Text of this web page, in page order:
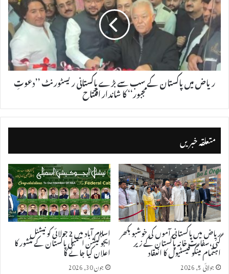
ریاض میں پاکستان کے سب سے بڑے پاکستانی ریسٹورنٹ ’’دعوتِ
مجبور‘‘ کا شاندار افتتاح
متعلقہ خبریں
ریاض میں پاکستانی آموں کی خوشبو بکھر
گئی، سفارت خانہ پاکستان کے زیر
اہتمام مینگو فیسٹیول کا انعقاد
جولائی 5, 2026
اسلام آباد میں 2 جولائی کو نیشنل
ایجوکیشن اسمبلی پاکستان کے منشور کا
اعلان کیا جائے گا
جون 30, 2026